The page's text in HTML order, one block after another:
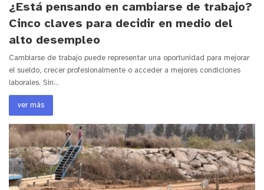
¿Está pensando en cambiarse de trabajo?
Cinco claves para decidir en medio del
alto desempleo
Cambiarse de trabajo puede representar una oportunidad para mejorar
el sueldo, crecer profesionalmente o acceder a mejores condiciones
laborales. Sin…
ver más